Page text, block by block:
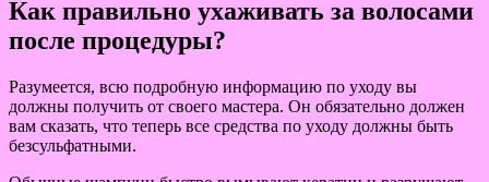
Как правильно ухаживать за волосами
после процедуры?
Разумеется, всю подробную информацию по уходу вы
должны получить от своего мастера. Он обязательно должен
вам сказать, что теперь все средства по уходу должны быть
безсульфатными.